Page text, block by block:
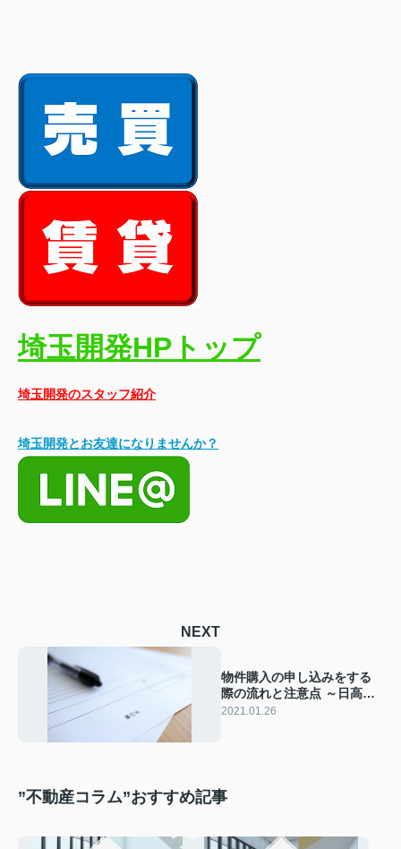
埼玉開発HPトップ
埼玉開発のスタッフ紹介
埼玉開発とお友達になりませんか？
NEXT
物件購入の申し込みをする
際の流れと注意点 ～日高市
高麗川駅前不動産コラム～
2021.01.26
”不動産コラム”おすすめ記事